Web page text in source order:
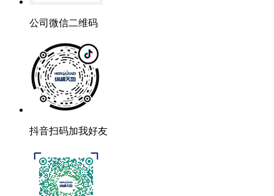
公司微信二维码
抖音扫码加我好友